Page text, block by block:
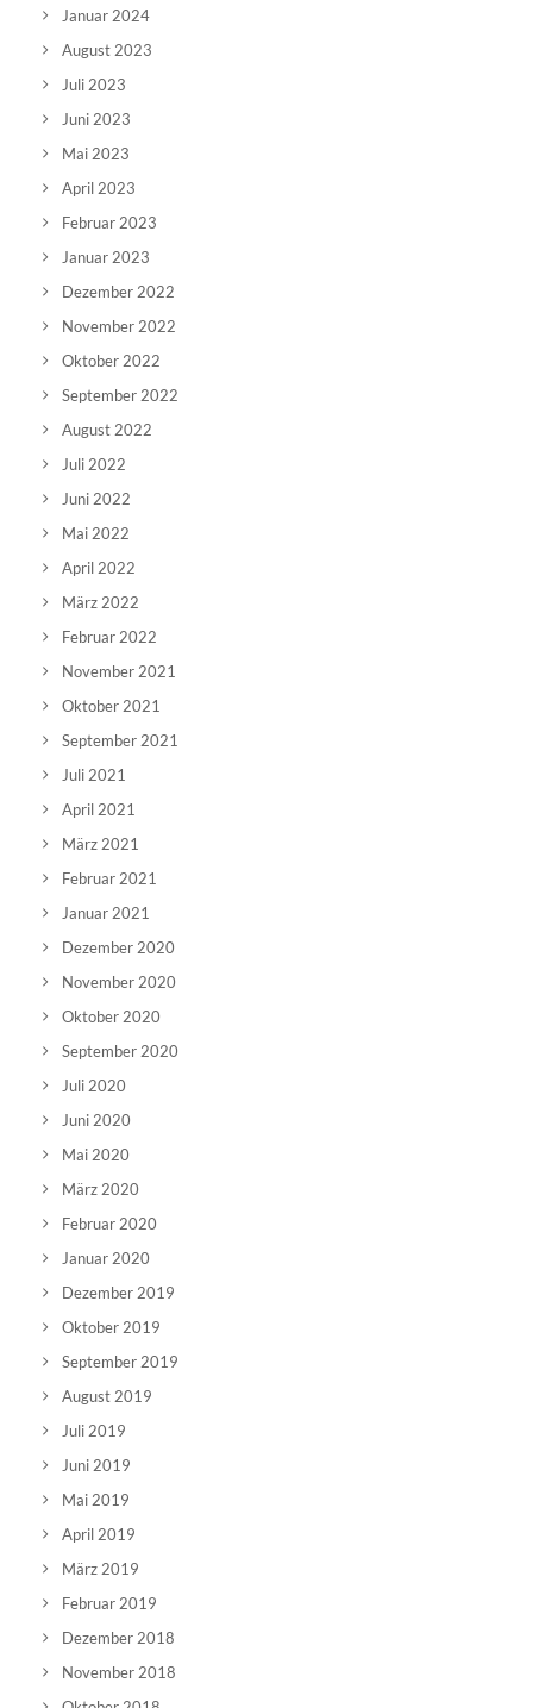
Januar 2024
August 2023
Juli 2023
Juni 2023
Mai 2023
April 2023
Februar 2023
Januar 2023
Dezember 2022
November 2022
Oktober 2022
September 2022
August 2022
Juli 2022
Juni 2022
Mai 2022
April 2022
März 2022
Februar 2022
November 2021
Oktober 2021
September 2021
Juli 2021
April 2021
März 2021
Februar 2021
Januar 2021
Dezember 2020
November 2020
Oktober 2020
September 2020
Juli 2020
Juni 2020
Mai 2020
März 2020
Februar 2020
Januar 2020
Dezember 2019
Oktober 2019
September 2019
August 2019
Juli 2019
Juni 2019
Mai 2019
April 2019
März 2019
Februar 2019
Dezember 2018
November 2018